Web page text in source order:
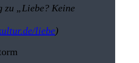
zu „Liebe? Keine
liebe)